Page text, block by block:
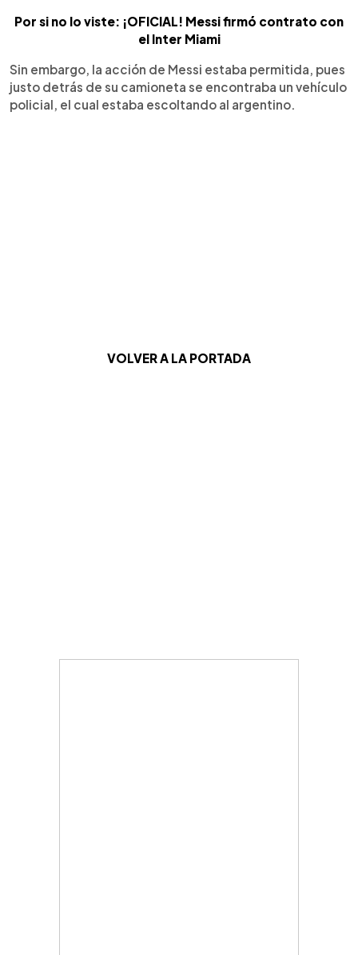
Por si no lo viste: ¡OFICIAL! Messi firmó contrato con
el Inter Miami
Sin embargo, la acción de Messi estaba permitida, pues
justo detrás de su camioneta se encontraba un vehículo
policial, el cual estaba escoltando al argentino.
VOLVER A LA PORTADA